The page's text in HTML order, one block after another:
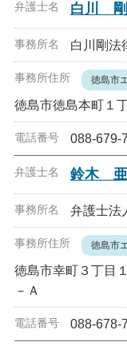
白川 剛
白川剛法
徳島市
徳島市徳島本町１
088-679-
鈴木
弁護士法
徳島市
徳島市幸町３丁目
－Ａ
088-678-